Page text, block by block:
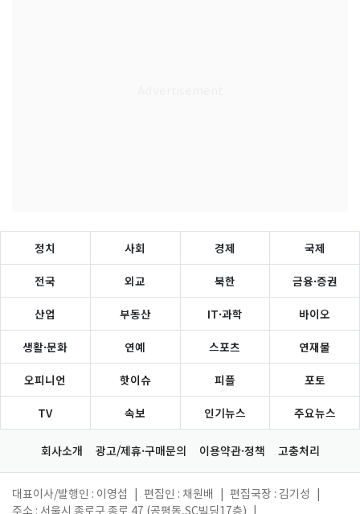
정치 사회 경제 국제
전국 외교 북한 금융·증권
산업 부동산 IT·과학 바이오
생활·문화 연예 스포츠 연재물
오피니언 핫이슈 피플 포토
TV 속보 인기뉴스 주요뉴스
회사소개 광고/제휴·구매문의 이용약관·정책 고충처리
대표이사/발행인 : 이영섭 편집인 : 채원배 편집국장 : 김기성
주소 : 서울시 종로구 종로 47 (공평동,SC빌딩17층)